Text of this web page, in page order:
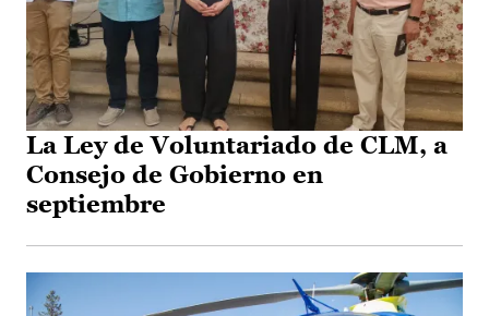
La Ley de Voluntariado de CLM, a
Consejo de Gobierno en
septiembre